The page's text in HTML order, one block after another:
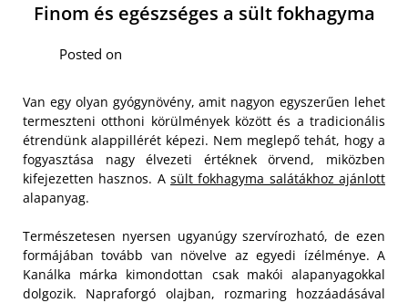
Finom és egészséges a sült fokhagyma
Posted on
Van egy olyan gyógynövény, amit nagyon egyszerűen lehet
termeszteni otthoni körülmények között és a tradicionális
étrendünk alappillérét képezi. Nem meglepő tehát, hogy a
fogyasztása nagy élvezeti értéknek örvend, miközben
kifejezetten hasznos. A sült fokhagyma salátákhoz ajánlott
alapanyag.
Természetesen nyersen ugyanúgy szervírozható, de ezen
formájában tovább van növelve az egyedi ízélménye. A
Kanálka márka kimondottan csak makói alapanyagokkal
dolgozik. Napraforgó olajban, rozmaring hozzáadásával